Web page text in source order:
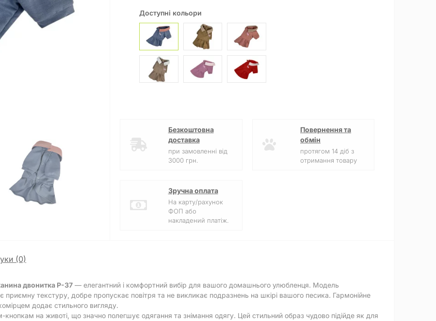
Доступні кольори
Безкоштовна
доставка
при замовленні від
3000 грн.
Повернення та
обмін
протягом 14 діб з
отримання товару
Зручна оплата
На карту/рахунок
ФОП або
накладений платіж.
(0)
двонитка P-37 — елегантний і комфортний вибір для вашого домашнього улюбленця. Модель
приємну текстуру, добре пропускає повітря та не викликає подразнень на шкірі вашого песика. Гармонійне
додає стильного вигляду.
кнопкам на животі, що значно полегшує одягання та знімання одягу. Цей стильний образ чудово підійде як для